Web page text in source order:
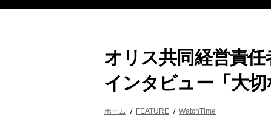
オリス共同経営責
インタビュー「大切
ホーム FEATURE WatchTime